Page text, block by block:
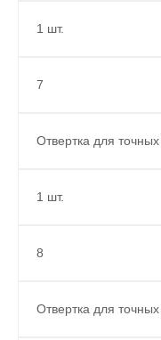
1 шт.
7
Отвертка для
1 шт.
8
Отвертка для